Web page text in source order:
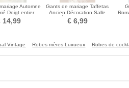
Automne
Doigt entier
rouge
14,99
Gants de mariage Taffetas
Ancien Décoration Salle
Épais Longue
€ 6,99
Vintage Robes mères Luxueux Robes de